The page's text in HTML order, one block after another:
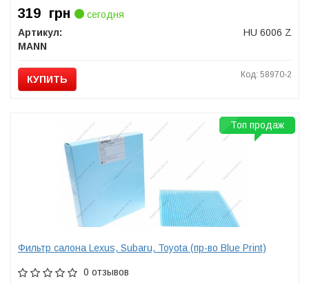
319 грн
сегодня
Артикул:
HU 6006 Z
MANN
КУПИТЬ Код: 58970-2
Фильтр салона Lexus, Subaru, Toyota (пр-во Blue Print)
0 отзывов
Топ продаж